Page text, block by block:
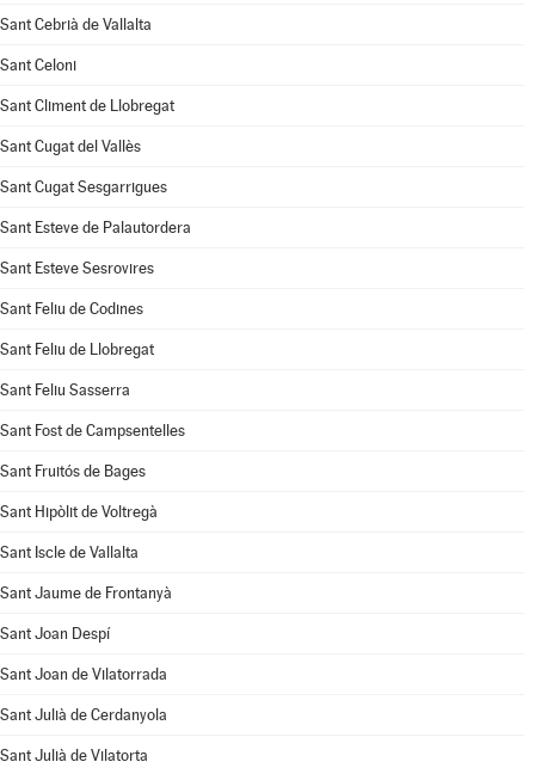
Sant Cebrià de Vallalta
Sant Celoni
Sant Climent de Llobregat
Sant Cugat del Vallès
Sant Cugat Sesgarrigues
Sant Esteve de Palautordera
Sant Esteve Sesrovires
Sant Feliu de Codines
Sant Feliu de Llobregat
Sant Feliu Sasserra
Sant Fost de Campsentelles
Sant Fruitós de Bages
Sant Hipòlit de Voltregà
Sant Iscle de Vallalta
Sant Jaume de Frontanyà
Sant Joan Despí
Sant Joan de Vilatorrada
Sant Julià de Cerdanyola
Sant Julià de Vilatorta